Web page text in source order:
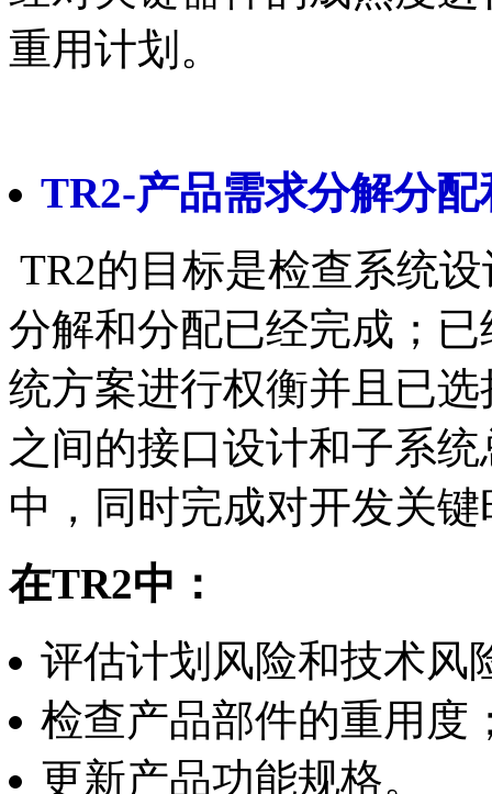
重用计划。
TR2-产品需求分解分
TR2的目标是检查系统
分解和分配已经完成；
统方案进行权衡并且已
之间的接口设计和子系
中，同时完成对开发关
在TR2中：
评估计划风险和技术风
检查产品部件的重用度
更新产品功能规格。